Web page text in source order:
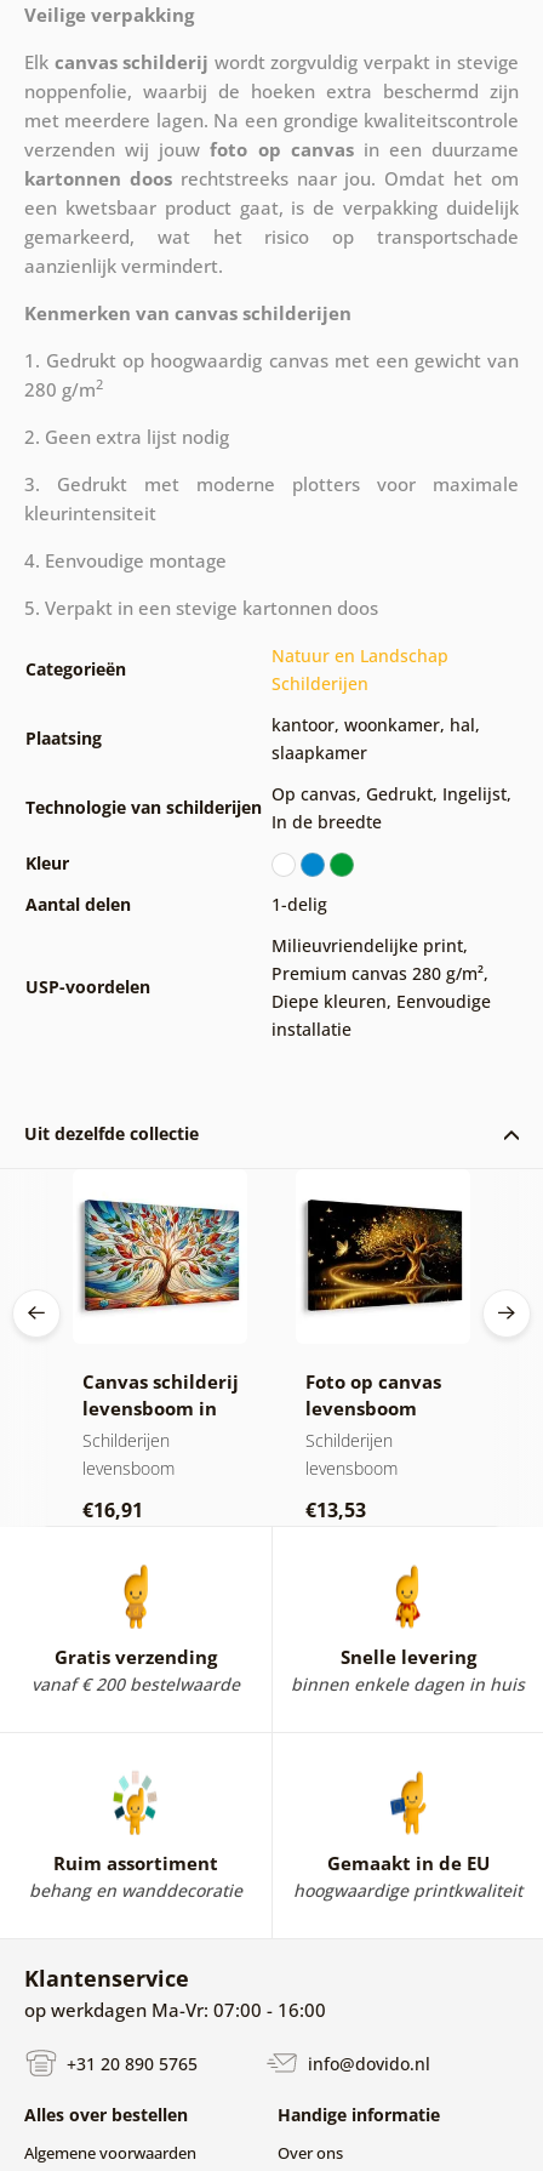
Veilige verpakking
Elk canvas schilderij wordt zorgvuldig verpakt in stevige
noppenfolie, waarbij de hoeken extra beschermd zijn
met meerdere lagen. Na een grondige kwaliteitscontrole
verzenden wij jouwfoto op canvasin een duurzame
kartonnen doosrechtstreeks naar jou. Omdat het om
een kwetsbaar product gaat, is de verpakking duidelijk
gemarkeerd, wat het risico op transportschade
aanzienlijk vermindert.
Kenmerken van canvas schilderijen
1. Gedrukt op hoogwaardig canvas met een gewicht van
280 g/m2
2. Geen extra lijst nodig
3. Gedrukt met moderne plotters voor maximale
kleurintensiteit
4. Eenvoudige montage
5. Verpakt in een stevige kartonnen doos
Categorieën
Natuur en Landschap
Schilderijen
Plaatsing
kantoor, woonkamer, hal,
slaapkamer
Technologie van schilderijen
Op canvas, Gedrukt, Ingelijst,
In de breedte
Kleur
Aantal delen
1-delig
USP-voordelen
Milieuvriendelijke print,
Premium canvas 280 g/m²,
Diepe kleuren, Eenvoudige
installatie
Uit dezelfde collectie
Canvas schilderij
levensboom in
kleurrijk glas-in-
lood
Schilderijen
levensboom
€16,91
Foto op canvas
levensboom
gouden magie
Schilderijen
levensboom
€13,53
Gratis verzending
vanaf € 200 bestelwaarde
Snelle levering
binnen enkele dagen in huis
Ruim assortiment
behang en wanddecoratie
Gemaakt in de EU
hoogwaardige printkwaliteit
Klantenservice
op werkdagen Ma-Vr: 07:00 - 16:00
+31 20 890 5765 info@dovido.nl
Alles over bestellen
Algemene voorwaarden
Handige informatie
Over ons